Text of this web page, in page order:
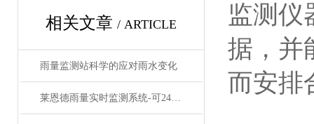
相关文章 / ARTICLE
雨量监测站科学的应对雨水变化
莱恩德雨量实时监测系统-可24小时检测降雨量
监测仪
据，并
而安排